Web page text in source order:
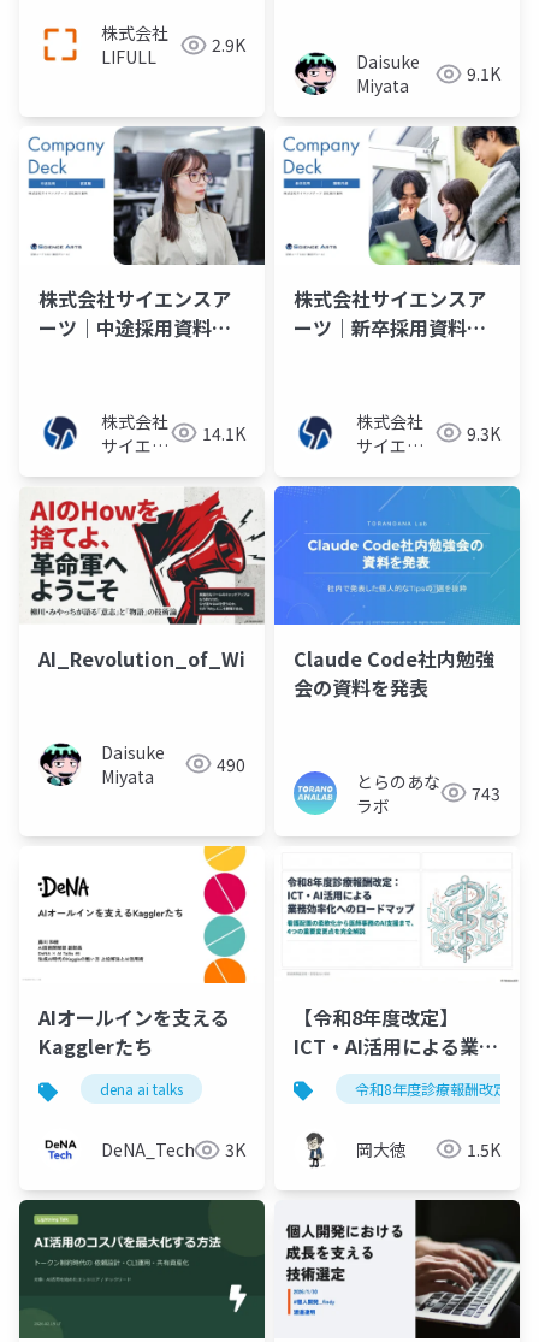
株式会社
LIFULL
2.9K
Daisuke
Miyata
9.1K
株式会社サイエンスア
ーツ｜中途採用資料
株式会社
サイエン
14.1K
株式会社サイエンスア
ーツ｜新卒採用資料
株式会社
サイエン
9.3K
AI_Revolution_of_Will
Daisuke
Miyata
490
Claude Code社内勉強
会の資料を発表
とらのあな
ラボ
743
AIオールインを支える
Kagglerたち
dena ai talks
DeNA_Tech 3K
【令和8年度改定】
ICT・AI活用による業務
効率化への4つの改定項
目｜看護配置の柔軟化
から事務簡素化まで
令和8年度診療報酬改定
岡大徳 1.5K